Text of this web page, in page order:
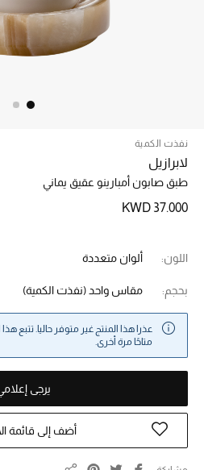
تسوقوا الآن
الموسم الجديد
النساء
أحذية النسائية
نفذت الكمية
لابرازيل
طبق صابون أمبارينو عقيق يماني
KWD 37.000
اللون: ألوان متعددة
بحجم: مقاس واحد (نفذت الكمية)
عذرا هذا المنتج غير متوفر حاليا. تتبع
متاحًا مرة أخرى.
يرجى
أضف إلى قائمة